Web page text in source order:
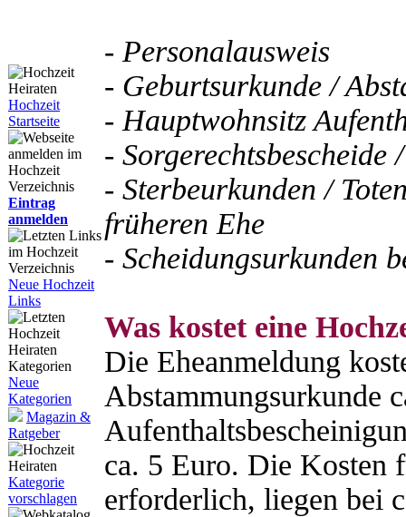
Hochzeit
Startseite
Eintrag
anmelden
Neue Hochzeit
Links
Neue
Kategorien
Magazin &
Ratgeber
Kategorie
vorschlagen
- Personalausweis
- Geburtsurkunde /
- Hauptwohnsitz
- Sorgerechtsbescheide
- Sterbeurkunden /
früheren Ehe
- Scheidungsurkunden
Was kostet eine
Die Eheanmeldung
Abstammungsurkunde
ca. 5 Euro. Die Kosten
erforderlich, liegen bei